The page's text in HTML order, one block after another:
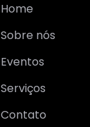
Home
Sobre nós
Eventos
Serviços
Contato